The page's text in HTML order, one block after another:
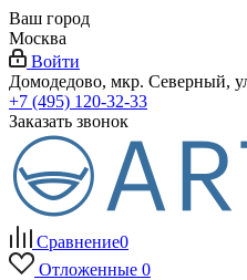
Ваш город
Москва
Войти
Домодедово, мкр. Северный,
+7 (495) 120-32-33
Заказать звонок
Сравнение0
Отложенные 0